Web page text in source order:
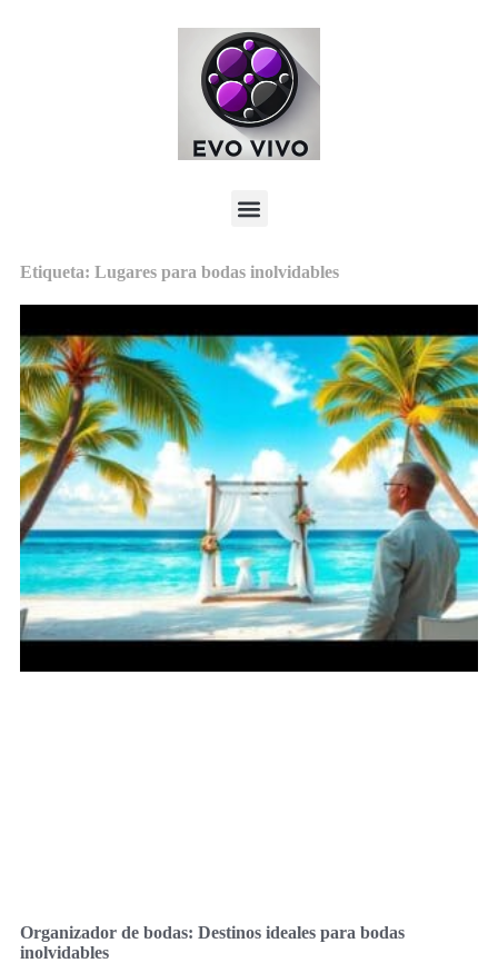
Etiqueta: Lugares para bodas inolvidables
Organizador de bodas: Destinos ideales para bodas
inolvidables